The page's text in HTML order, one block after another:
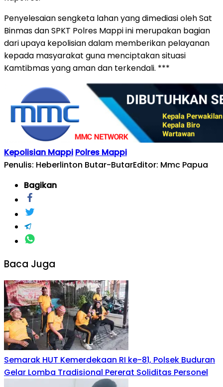
Penyelesaian sengketa lahan yang dimediasi oleh Sat
Binmas dan SPKT Polres Mappi ini merupakan bagian
dari upaya kepolisian dalam memberikan pelayanan
kepada masyarakat guna menciptakan situasi
Kamtibmas yang aman dan terkendali. ***
Kepolisian Mappi Polres Mappi
Penulis: Heberlinton Butar-ButarEditor: Mmc Papua
Bagikan
Baca Juga
Semarak HUT Kemerdekaan RI ke-81, Polsek Buduran
Gelar Lomba Tradisional Pererat Soliditas Personel